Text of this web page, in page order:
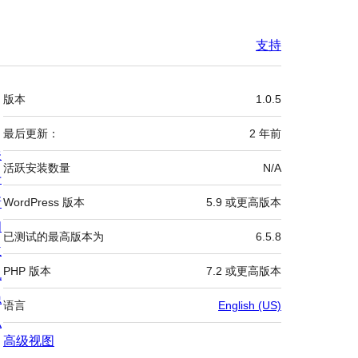
支持
额
外
信
息
版本 1.0.5
最后更新： 2 年前
活跃安装数量 N/A
WordPress 版本 5.9 或更高版本
已测试的最高版本为 6.5.8
PHP 版本 7.2 或更高版本
语言 English (US)
高级视图